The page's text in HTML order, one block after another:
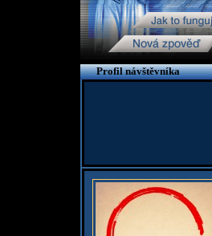
Profil návštěvníka